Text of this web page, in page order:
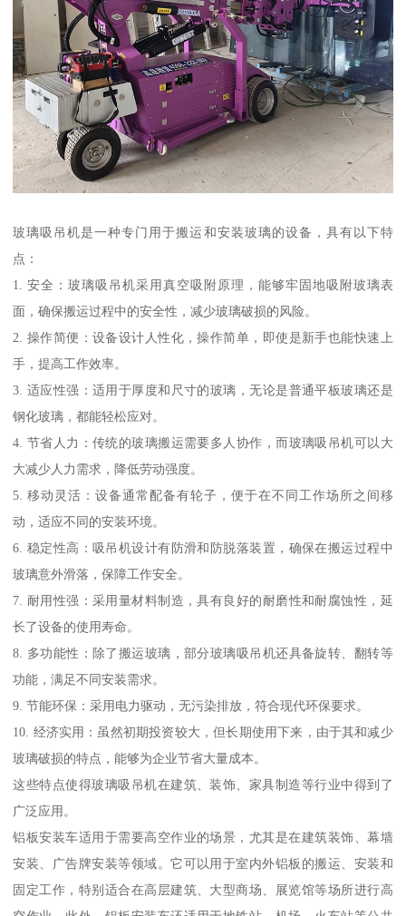
玻璃吸吊机是一种专门用于搬运和安装玻璃的设备，具有以下特
点：
1. 安全：玻璃吸吊机采用真空吸附原理，能够牢固地吸附玻璃表
面，确保搬运过程中的安全性，减少玻璃破损的风险。
2. 操作简便：设备设计人性化，操作简单，即使是新手也能快速上
手，提高工作效率。
3. 适应性强：适用于厚度和尺寸的玻璃，无论是普通平板玻璃还是
钢化玻璃，都能轻松应对。
4. 节省人力：传统的玻璃搬运需要多人协作，而玻璃吸吊机可以大
大减少人力需求，降低劳动强度。
5. 移动灵活：设备通常配备有轮子，便于在不同工作场所之间移
动，适应不同的安装环境。
6. 稳定性高：吸吊机设计有防滑和防脱落装置，确保在搬运过程中
玻璃意外滑落，保障工作安全。
7. 耐用性强：采用量材料制造，具有良好的耐磨性和耐腐蚀性，延
长了设备的使用寿命。
8. 多功能性：除了搬运玻璃，部分玻璃吸吊机还具备旋转、翻转等
功能，满足不同安装需求。
9. 节能环保：采用电力驱动，无污染排放，符合现代环保要求。
10. 经济实用：虽然初期投资较大，但长期使用下来，由于其和减少
玻璃破损的特点，能够为企业节省大量成本。
这些特点使得玻璃吸吊机在建筑、装饰、家具制造等行业中得到了
广泛应用。
铝板安装车适用于需要高空作业的场景，尤其是在建筑装饰、幕墙
安装、广告牌安装等领域。它可以用于室内外铝板的搬运、安装和
固定工作，特别适合在高层建筑、大型商场、展览馆等场所进行高